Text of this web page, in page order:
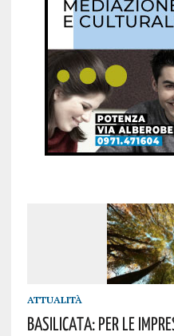
ATTUALITÀ
Basilicata: Per Le